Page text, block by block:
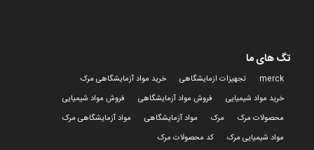
تگ های ما
merck تجهیزات ازمایشگاهی
خرید مواد آزمایشگاهی مرک
خرید مواد شیمیایی
فروش مواد آزمایشگاهی
فروش مواد شیمیایی
محصولات مرک
مرک مواد آزمایشگاهی
مواد آزمایشگاهی مرک
مواد شیمیایی مرک
کد محصولات مرک